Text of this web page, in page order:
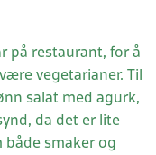
på restaurant, for å
vegetarianer. Til
salat med agurk,
da det er lite
både smaker og